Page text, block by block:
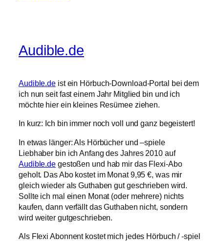
Audible.de
Audible.de ist ein Hörbuch-Download-Portal bei dem
ich nun seit fast einem Jahr Mitglied bin und ich
möchte hier ein kleines Resümee ziehen.
In kurz: Ich bin immer noch voll und ganz begeistert!
In etwas länger: Als Hörbücher und –spiele
Liebhaber bin ich Anfang des Jahres 2010 auf
Audible.de gestoßen und hab mir das Flexi-Abo
geholt. Das Abo kostet im Monat 9,95 €, was mir
gleich wieder als Guthaben gut geschrieben wird.
Sollte ich mal einen Monat (oder mehrere) nichts
kaufen, dann verfällt das Guthaben nicht, sondern
wird weiter gutgeschrieben.
Als Flexi Abonnent kostet mich jedes Hörbuch / -spiel